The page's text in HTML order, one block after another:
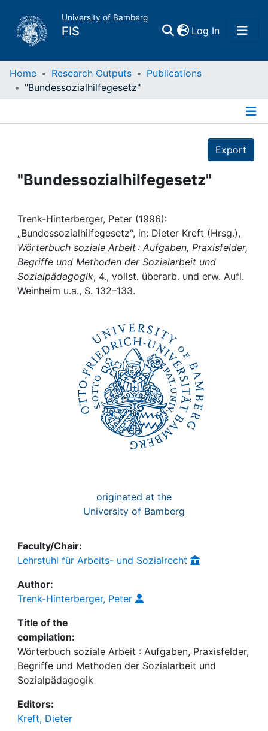
University of Bamberg
FIS Log In(current)
Home
Projects
Institutions
Awards
Home Research Outputs
Publications
"Bundessozialhilfegesetz"
Export
"Bundessozialhilfegesetz"
Trenk-Hinterberger, Peter (1996):
„Bundessozialhilfegesetz“, in: Dieter Kreft (Hrsg.),
Wörterbuch soziale Arbeit : Aufgaben, Praxisfelder,
Begriffe und Methoden der Sozialarbeit und
Sozialpädagogik, 4., vollst. überarb. und erw. Aufl.
Weinheim u.a., S. 132–133.
originated at the
University of Bamberg
Faculty/Chair:
Lehrstuhl für Arbeits- und Sozialrecht
Author:
Trenk-Hinterberger, Peter
Title of the
compilation:
Wörterbuch soziale Arbeit : Aufgaben, Praxisfelder,
Begriffe und Methoden der Sozialarbeit und
Sozialpädagogik
Editors:
Kreft, Dieter